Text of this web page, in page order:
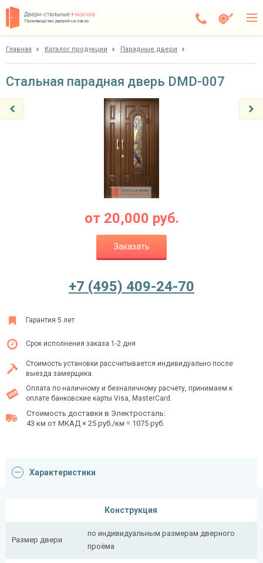
Производство дверей на заказ
О компании
+7 (495) 409-24-70
Главная Каталог продукции Парадные двери
Стальная парадная дверь DMD-007
от 20,000 руб.
Заказать
+7 (495) 409-24-70
Гарантия 5 лет
Срок исполнения заказа 1-2 дня
Стоимость установки рассчитывается индивидуально после
выезда замерщика.
Оплата по наличному и безналичному расчету, принимаем к
оплате банковские карты Visa, MasterCard.
Стоимость доставки в Электросталь:
43 км от МКАД × 25 руб./км = 1075 руб.
Характеристики
Конструкция
Размер двери
по индивидуальным размерам дверного
проёма